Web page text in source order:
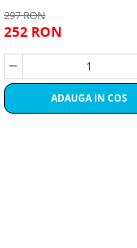
297 RON
252 RON
ADAUGA IN COS